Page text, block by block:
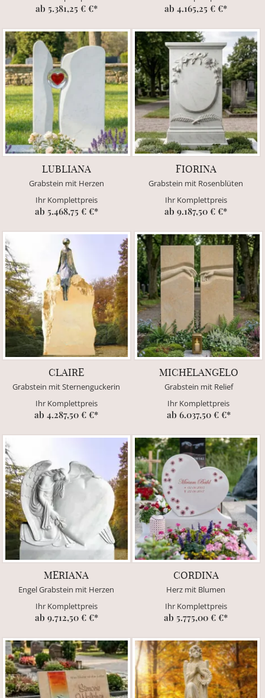
ab 5.381,25 € €* ab 4.165,25 € €*
LUBLIANA
Grabstein mit Herzen
Ihr Komplettpreis
ab 5.468,75 € €*
FIORINA
Grabstein mit Rosenblüten
Ihr Komplettpreis
ab 9.187,50 € €*
CLAIRE
Grabstein mit Sternenguckerin
Ihr Komplettpreis
ab 4.287,50 € €*
MICHELANGELO
Grabstein mit Relief
Ihr Komplettpreis
ab 6.037,50 € €*
MERIANA
Engel Grabstein mit Herzen
Ihr Komplettpreis
ab 9.712,50 € €*
CORDINA
Herz mit Blumen
Ihr Komplettpreis
ab 5.775,00 € €*